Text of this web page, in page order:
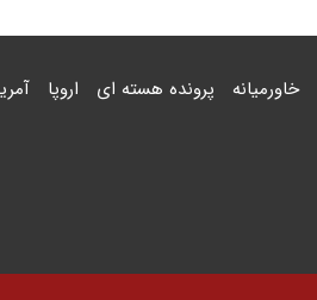
خاورمیانه پرونده هسته ای اروپا